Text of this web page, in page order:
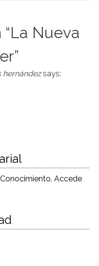
La Nueva
”
hernández says:
Accede